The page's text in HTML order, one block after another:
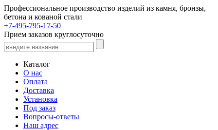
Профессиональное производство изделий из камня, бронзы,
бетона и кованой стали
+7-495-795-17-50
Прием заказов круглосуточно
Каталог
О нас
Оплата
Доставка
Установка
Под заказ
Вопросы-ответы
Наш адрес